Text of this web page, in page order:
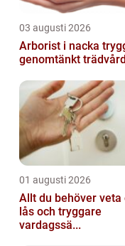
03 augusti 2026
Arborist i nacka trygg och
genomtänkt
01 augusti 2026
Allt du behöver veta
lås och tryggare
vardagssä...